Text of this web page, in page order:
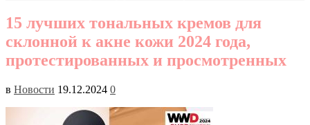
15 лучших тональных кремов для
склонной к акне кожи 2024 года,
протестированных и просмотренных
в Новости 19.12.2024 0